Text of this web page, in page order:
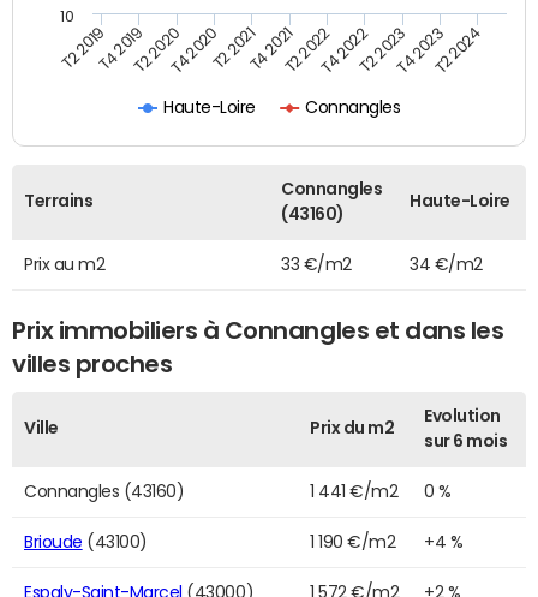
Haute-Loire Connangles
T2 2019T4 2019T2 2020T4 2020T2 2021T4 2021T2 2022T4 2022T2 2023T4 2023T2 2024
10
Terrains
Connangles
(43160)
Haute-Loire
Prix au m2 33 €/m2 34 €/m2
Prix immobiliers à Connangles et dans les
villes proches
Ville Prix du m2
Evolution
sur 6 mois
Connangles (43160) 1 441 €/m2 0 %
Brioude (43100) 1 190 €/m2 +4 %
Espaly-Saint-Marcel (43000) 1 572 €/m2 +2 %